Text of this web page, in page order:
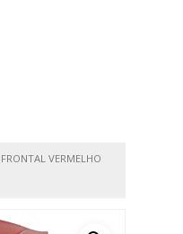
VERMELHO